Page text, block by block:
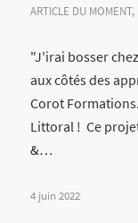
ARTICLE DU MOMENT,
"J'irai bosser
aux côtés des
Corot
Littoral ! Ce
&…
4 juin 2022